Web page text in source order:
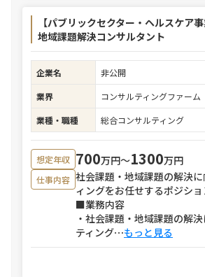
【パブリックセクター・ヘルスケア
地域課題解決コンサルタント
企業名
非公開
業界
コンサルティングファーム
業種・職種
総合コンサルティング
想定年収 700万円〜1300万円
仕事内容 社会課題・地域課題の解決
ィングをお任せするポジショ
■業務内容
・社会課題・地域課題の解
ティング⋯もっと見る